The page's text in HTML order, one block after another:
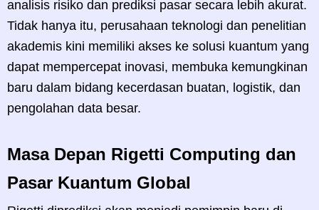
analisis risiko dan prediksi pasar secara lebih akurat.
Tidak hanya itu, perusahaan teknologi dan penelitian
akademis kini memiliki akses ke solusi kuantum yang
dapat mempercepat inovasi, membuka kemungkinan
baru dalam bidang kecerdasan buatan, logistik, dan
pengolahan data besar.
Masa Depan Rigetti Computing dan
Pasar Kuantum Global